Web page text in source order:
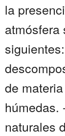
la
atmósfera
de
húmedas.
naturales